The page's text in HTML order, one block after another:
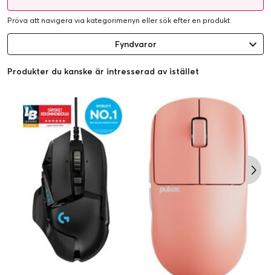
Pröva att navigera via kategorimenyn eller sök efter en produkt.
Fyndvaror
Produkter du kanske är intresserad av istället